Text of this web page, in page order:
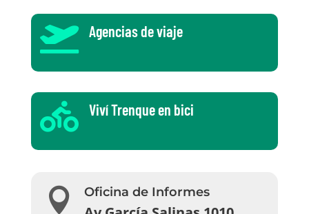
 Agencias de viaje
 Viví Trenque en bici
 Oficina de Informes